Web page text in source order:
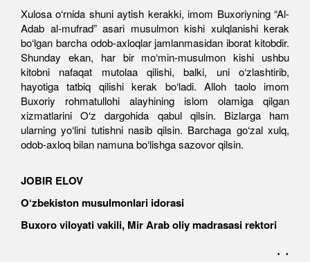
Xulosa o‘rnida shuni aytish kerakki, imom Buxoriyning “Al-
Adab al-mufrad” asari musulmon kishi xulqlanishi kerak
bo‘lgan barcha odob-axloqlar jamlanmasidan iborat kitobdir.
Shunday ekan, har bir mo‘min-musulmon kishi ushbu
kitobni nafaqat mutolaa qilishi, balki, uni o‘zlashtirib,
hayotiga tatbiq qilishi kerak bo‘ladi. Alloh taolo imom
Buxoriy rohmatullohi alayhining islom olamiga qilgan
xizmatlarini O‘z dargohida qabul qilsin. Bizlarga ham
ularning yo‘lini tutishni nasib qilsin. Barchaga go‘zal xulq,
odob-axloq bilan namuna bo‘lishga sazovor qilsin.
JOBIR ELOV
O‘zbekiston musulmonlari idorasi
Buxoro viloyati vakili, Mir Arab oliy madrasasi rektori
. .